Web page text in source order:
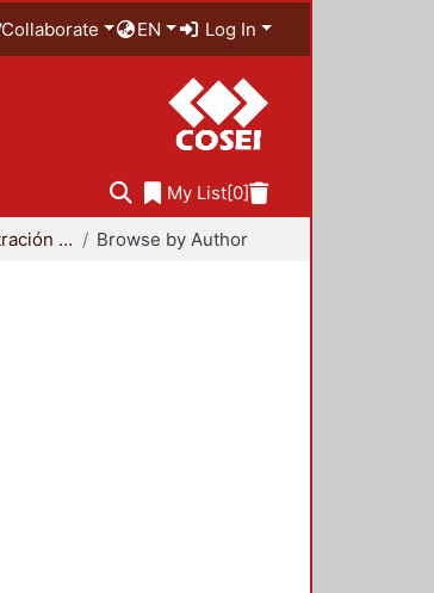
Collaborate EN Log In
My List[0]
Anuarios - Administración y Tecnología para el Diseño Browse by Author